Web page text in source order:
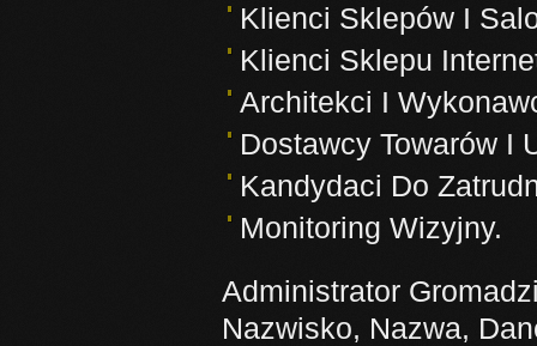
Klienci Sklepów I
Klienci Sklepu
Architekci I
Dostawcy Towarów I
Kandydaci Do
Monitoring Wizyjny.
Administrator
Nazwisko, Nazwa,